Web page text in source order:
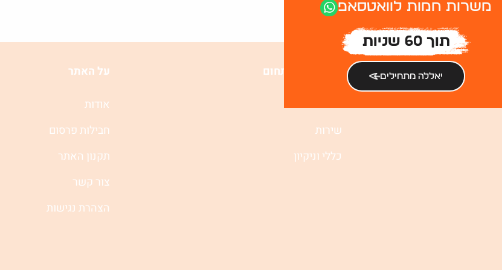
משרות לפי תחום
מטבח
שירות
כללי וניקיון
על האתר
אודות
חבילות פרסום
תקנון האתר
צור קשר
הצהרת נגישות
משרות חמות לוואטסאפ
תוך 60 שניות
יאללה מתחילים